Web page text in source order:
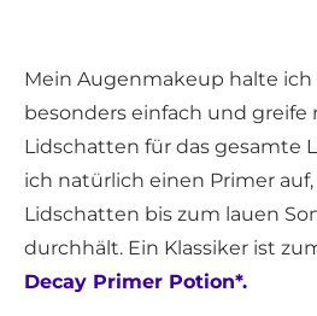
Mein Augenmakeup halte
besonders einfach und greife
Lidschatten für das gesamte
ich natürlich einen Primer
Lidschatten bis zum lauen
durchhält. Ein Klassiker ist
Decay Primer Potion*.